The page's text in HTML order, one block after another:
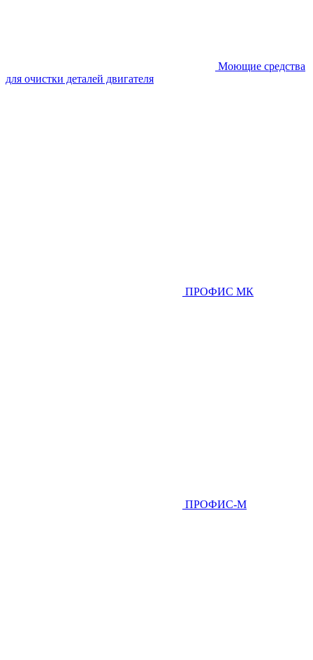
Моющие средства
для очистки деталей двигателя
ПРОФИС МК
ПРОФИС-М